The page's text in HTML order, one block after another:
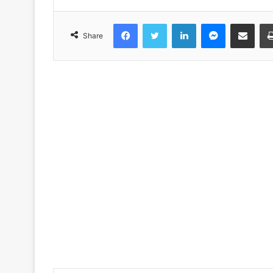
Share
FacebookTwitter LinkedInMessenger
Share via Email